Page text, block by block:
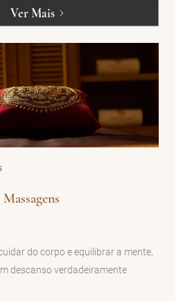
Ver Mais
do corpo e equilibrar a mente,
descanso verdadeiramente